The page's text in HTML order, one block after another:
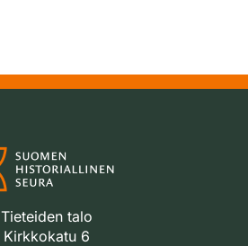
Tieteiden talo
Kirkkokatu 6